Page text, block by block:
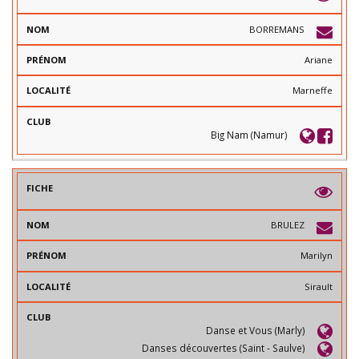
BORREMANS
Ariane
Marneffe
Big Nam (Namur)
BRULEZ
Marilyn
Sirault
Danse et Vous (Marly)
Danses découvertes (Saint - Saulve)